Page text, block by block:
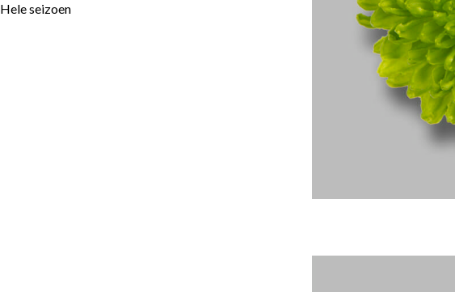
Hele seizoen